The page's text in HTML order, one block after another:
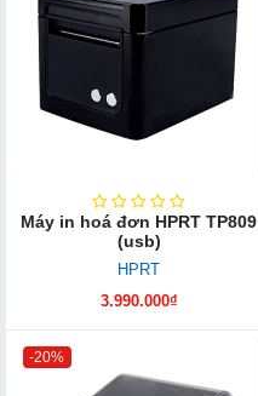
Máy in hoá đơn HPRT TP809
(usb)
HPRT
3.990.000₫
-20%